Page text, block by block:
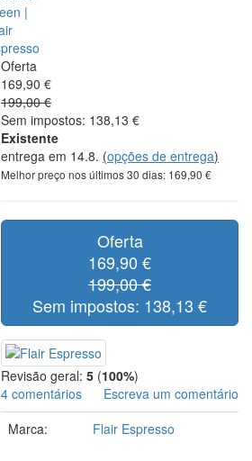
Oferta
169,90 €
199,00 €
Sem impostos: 138,13 €
Existente
entrega em 14.8. (opções de entrega)
Melhor preço nos últimos 30 dias: 169,90 €
Oferta
169,90 €
199,00 €
Sem impostos: 138,13 €
Revisão geral: 5 (100%)
4 comentários
Escreva um comentário
Marca:
Flair Espresso